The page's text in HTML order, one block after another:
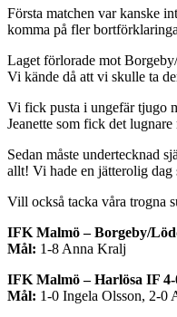
Första matchen var kanske
komma på fler
Laget förlorade mot
Vi kände då att vi skulle ta
Vi fick pusta i ungefär tjugo
Jeanette som fick det
Sedan måste undertecknad
allt! Vi hade en jätterolig
Vill också tacka våra trogna
IFK Malmö – Borgeby/
Mål: 1-8 Anna Kralj
IFK Malmö – Harlösa IF 4-
Mål: 1-0 Ingela Olsson, 2-0